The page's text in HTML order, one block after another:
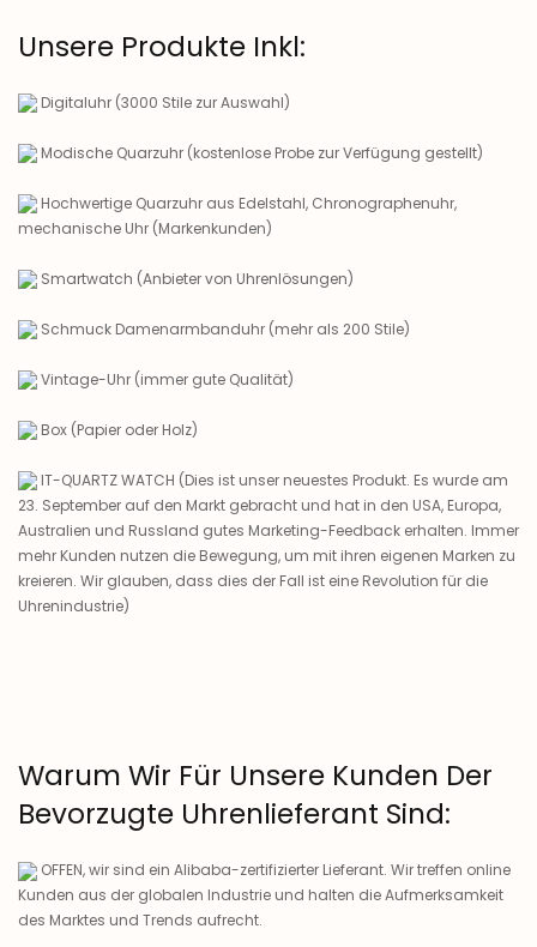
Unsere Produkte Inkl:
Digitaluhr (3000 Stile zur Auswahl)
Modische Quarzuhr (kostenlose Probe zur Verfügung gestellt)
Hochwertige Quarzuhr aus Edelstahl, Chronographenuhr,
mechanische Uhr (Markenkunden)
Smartwatch (Anbieter von Uhrenlösungen)
Schmuck Damenarmbanduhr (mehr als 200 Stile)
Vintage-Uhr (immer gute Qualität)
Box (Papier oder Holz)
IT-QUARTZ WATCH (Dies ist unser neuestes Produkt. Es wurde am
23. September auf den Markt gebracht und hat in den USA, Europa,
Australien und Russland gutes Marketing-Feedback erhalten. Immer
mehr Kunden nutzen die Bewegung, um mit ihren eigenen Marken zu
kreieren. Wir glauben, dass dies der Fall ist eine Revolution für die
Uhrenindustrie)
Warum Wir Für Unsere Kunden Der
Bevorzugte Uhrenlieferant Sind:
OFFEN, wir sind ein Alibaba-zertifizierter Lieferant. Wir treffen online
Kunden aus der globalen Industrie und halten die Aufmerksamkeit
des Marktes und Trends aufrecht.